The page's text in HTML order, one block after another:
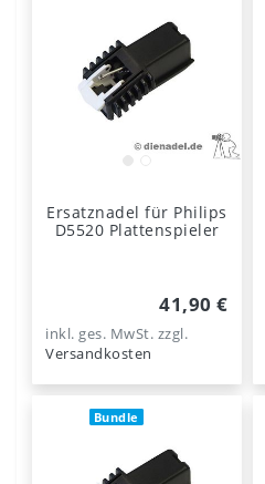
Ersatznadel für Philips
D5520 Plattenspieler
41,90 €
inkl. ges. MwSt. zzgl.
Versandkosten
Bundle